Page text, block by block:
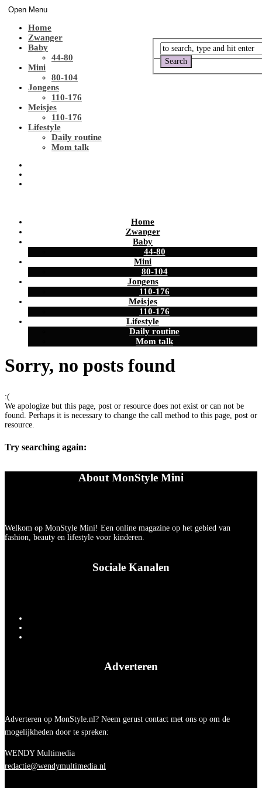
Open Menu
Home
Zwanger
Baby
44-80
Mini
80-104
Jongens
110-176
Meisjes
110-176
Lifestyle
Daily routine
Mom talk
Home
Zwanger
Baby
44-80
Mini
80-104
Jongens
110-176
Meisjes
110-176
Lifestyle
Daily routine
Mom talk
Sorry, no posts found
:(
We apologize but this page, post or resource does not exist or can not be
found. Perhaps it is necessary to change the call method to this page, post or
resource.
Try searching again:
About MonStyle Mini
Welkom op MonStyle Mini! Een online magazine op het gebied van
fashion, beauty en lifestyle voor kinderen.
Sociale Kanalen
Adverteren
Adverteren op MonStyle.nl? Neem gerust contact met ons op om de
mogelijkheden door te spreken:
WENDY Multimedia
redactie@wendymultimedia.nl